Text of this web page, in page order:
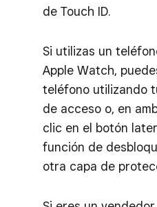
de Touch ID.
Si utilizas un
Apple Watch,
teléfono utilizando
de acceso o, en
clic en el botón
función de
otra capa de